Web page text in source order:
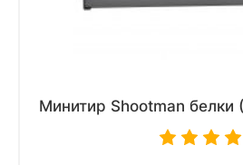
Минитир Shootman